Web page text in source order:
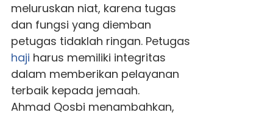
meluruskan niat, karena tugas
dan fungsi yang diemban
petugas tidaklah ringan. Petugas
haji harus memiliki integritas
dalam memberikan pelayanan
terbaik kepada jemaah.
Ahmad Qosbi menambahkan,